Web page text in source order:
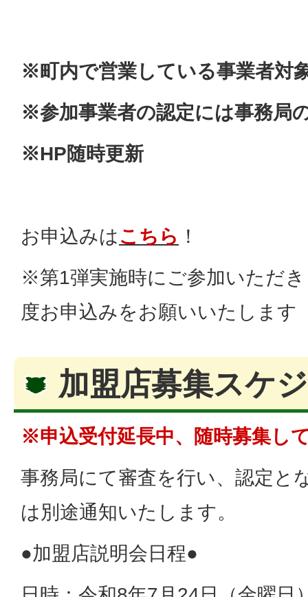
※町内で営業している事業者対
※参加事業者の認定には事務局
※HP随時更新
お申込みはこちら ！
※第1弾実施時にご参加いただ
度お申込みをお願いいたします
加盟店募集スケ
※申込受付延長中、随時募集し
事務局にて審査を行い、認定と
は別途通知いたします。
●加盟店説明会日程●